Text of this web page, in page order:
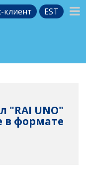
клиент EST
"RAI UNO"
в формате